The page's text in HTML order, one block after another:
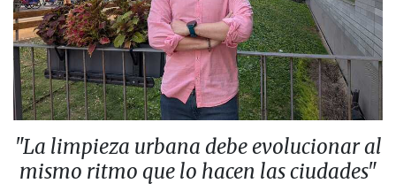
"La limpieza urbana debe evolucionar al
mismo ritmo que lo hacen las ciudades"